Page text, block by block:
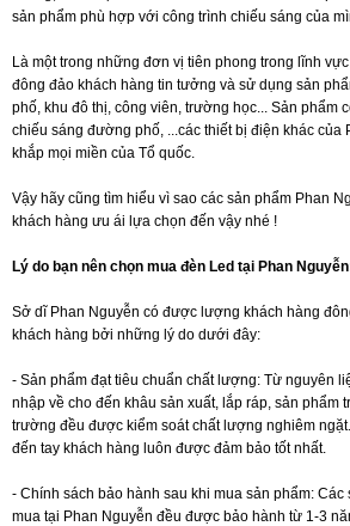
sản phẩm phù hợp với công trình chiếu sáng của
Là một trong những đơn vị tiên phong trong lĩnh
đông đảo khách hàng tin tưởng và sử dụng sản
phố, khu đô thị, công viên, trường học... Sản phẩm
chiếu sáng đường phố, ...các thiết bị điện khác của
khắp mọi miền của Tổ quốc.
Vậy hãy cũng tìm hiểu vì sao các sản phẩm Phan
khách hàng ưu ái lựa chọn đến vậy nhé !
Lý do bạn nên chọn mua đèn Led tại Phan
Sở dĩ Phan Nguyễn có được lượng khách hàng
khách hàng bởi những lý do dưới đây:
- Sản phẩm đạt tiêu chuẩn chất lượng: Từ nguyên
nhập về cho đến khâu sản xuất, lắp ráp, sản phẩm
trường đều được kiểm soát chất lượng nghiêm
đến tay khách hàng luôn được đảm bảo tốt nhất.
- Chính sách bảo hành sau khi mua sản phẩm: Các
mua tại Phan Nguyễn đều được bảo hành từ 1-3